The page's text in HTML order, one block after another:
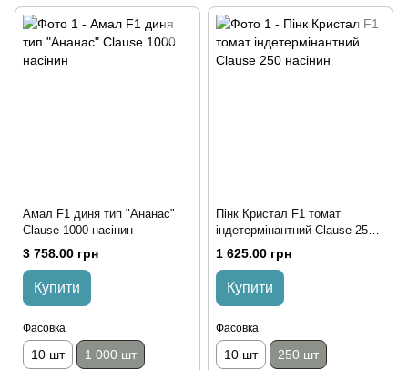
Амал F1 диня тип "Ананас"
Clause 1000 насінин
3 758.00 грн
Купити
Фасовка
10 шт 1 000 шт
Пінк Кристал F1 томат
індетермінантний Clause 250
насінин
1 625.00 грн
Купити
Фасовка
10 шт 250 шт